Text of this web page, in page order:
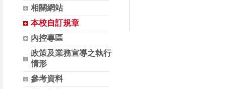
相關網站
本校自訂規章
內控專區
政策及業務宣導之執行
情形
參考資料